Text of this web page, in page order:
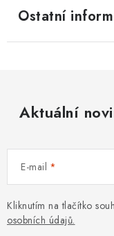
Ostatní
Aktuální
E-mail
Kliknutím na tlačítko
osobních údajů.